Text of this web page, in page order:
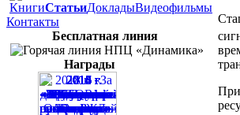
КнигиСтатьиДокладыВидеофильмы
Контакты
Бесплатная линия
Награды